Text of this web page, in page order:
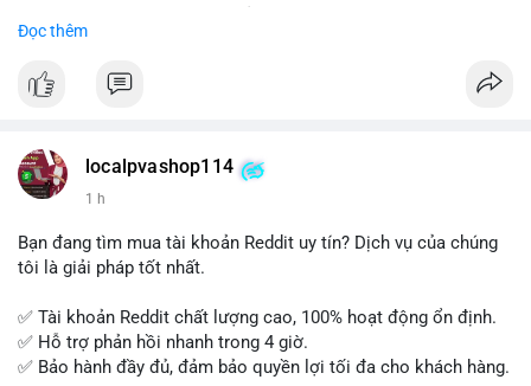
gồm tài liệu toàn diện, câu hỏi thực hành, bài thi thử sát thực
Đăng ký ngay hôm nay để nâng cao năng lực và mở rộng cơ
Đọc thêm
localpvashop114
1 h
Bạn đang tìm mua tài khoản Reddit uy tín? Dịch vụ của chúng
tôi là giải pháp tốt nhất.
✅ Tài khoản Reddit chất lượng cao, 100% hoạt động ổn định.
✅ Hỗ trợ phản hồi nhanh trong 4 giờ.
✅ Bảo hành đầy đủ, đảm bảo quyền lợi tối đa cho khách hàng.